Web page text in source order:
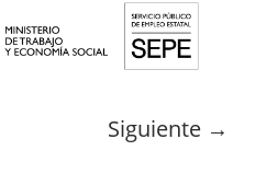
Siguiente →